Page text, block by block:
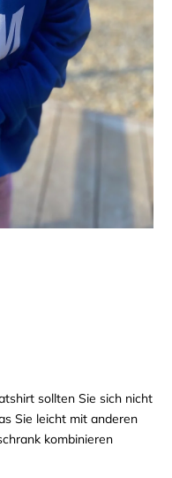
sollten Sie sich nicht
Sie leicht mit anderen
kombinieren